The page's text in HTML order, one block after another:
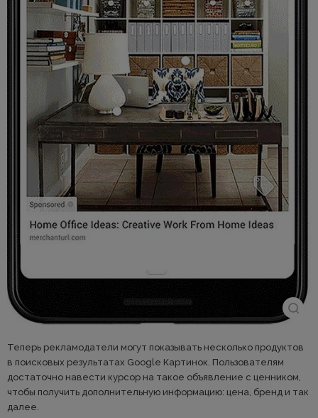
Теперь рекламодатели могут показывать несколько продуктов
в поисковых результатах Google Картинок. Пользователям
достаточно навести курсор на такое объявление с ценником,
чтобы получить дополнительную информацию: цена, бренд и так
далее.